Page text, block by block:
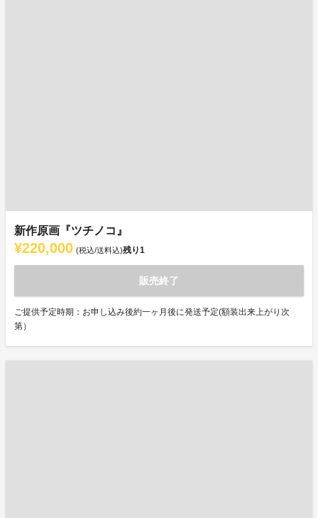
新作原画『ツチノコ』
¥220,000 (税込/送料込)残り1
販売終了
ご提供予定時期：お申し込み後約一ヶ月後に発送予定(額装出来上がり次
第）